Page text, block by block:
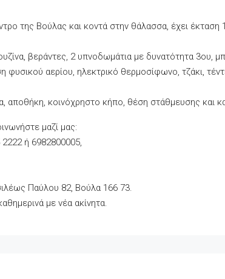
της Βούλας και κοντά στην θάλασσα, έχει έκταση
βεράντες, 2 υπνοδωμάτια με δυνατότητα 3ου,
φυσικού αερίου, ηλεκτρικό θερμοσίφωνο, τζάκι,
αποθήκη, κοινόχρηστο κήπο, θέση στάθμευσης και
μαζί μας:
ή 6982800005,
Παύλου 82, Βούλα 166 73.
με νέα ακίνητα.